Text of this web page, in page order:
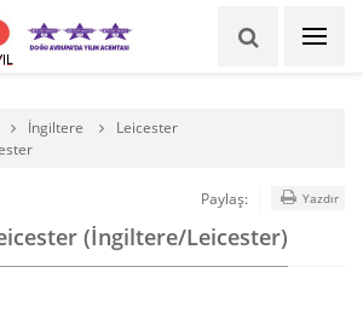
İngiltere
Leicester
(İngiltere/Leicester)
Paylaş: Yazdır